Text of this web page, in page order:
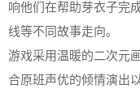
响他们在帮助芽衣子完
线等不同故事走向。
游戏采用温暖的二次元
合原班声优的倾情演出